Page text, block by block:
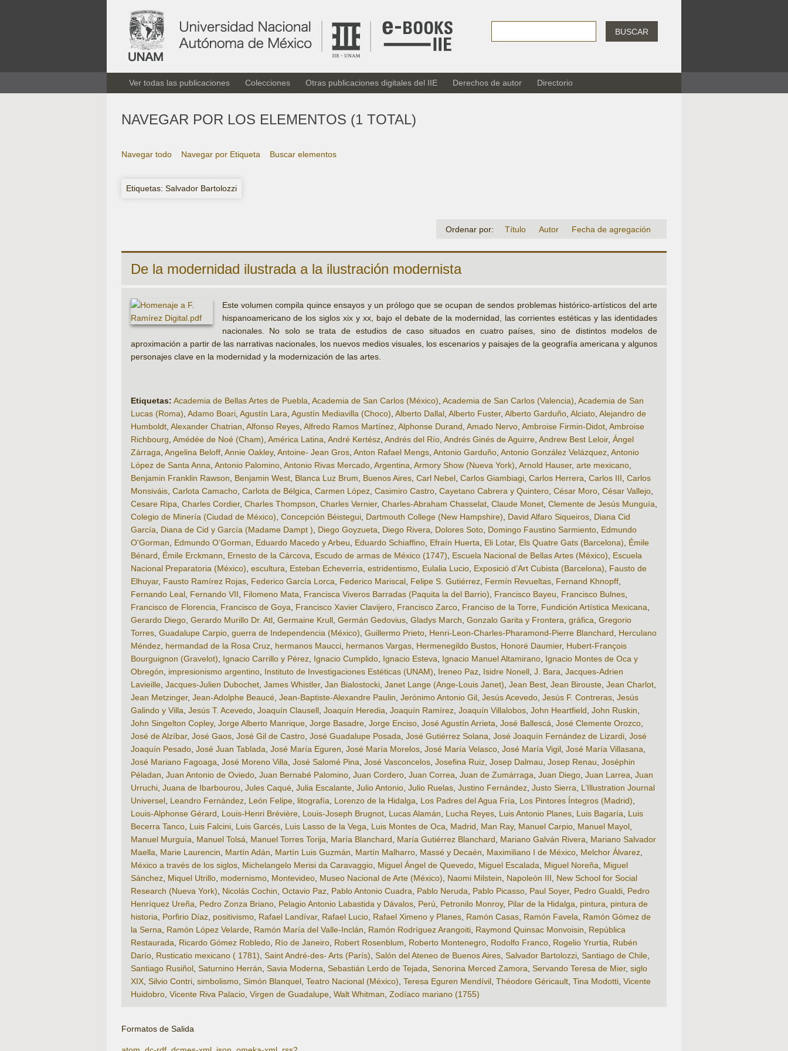
BUSCAR
Ver todas las publicaciones Colecciones Otras publicaciones digitales del IIE Derechos de autor Directorio
NAVEGAR POR LOS ELEMENTOS (1 TOTAL)
Navegar todo Navegar por Etiqueta Buscar elementos
Etiquetas: Salvador Bartolozzi
Ordenar por: Título Autor Fecha de agregación
De la modernidad ilustrada a la ilustración modernista
Este volumen compila quince ensayos y un prólogo que se ocupan de sendos problemas histórico-artísticos del arte
hispanoamericano de los siglos xix y xx, bajo el debate de la modernidad, las corrientes estéticas y las identidades
nacionales. No solo se trata de estudios de caso situados en cuatro países, sino de distintos modelos de
aproximación a partir de las narrativas nacionales, los nuevos medios visuales, los escenarios y paisajes de la geografía americana y algunos
personajes clave en la modernidad y la modernización de las artes.
Etiquetas: Academia de Bellas Artes de Puebla, Academia de San Carlos (México), Academia de San Carlos (Valencia), Academia de San
Lucas (Roma), Adamo Boari, Agustín Lara, Agustín Mediavilla (Choco), Alberto Dallal, Alberto Fuster, Alberto Garduño, Alciato, Alejandro de
Humboldt, Alexander Chatrian, Alfonso Reyes, Alfredo Ramos Martínez, Alphonse Durand, Amado Nervo, Ambroise Firmin-Didot, Ambroise
Richbourg, Amédée de Noé (Cham), América Latina, André Kertész, Andrés del Río, Andrés Ginés de Aguirre, Andrew Best Leloir, Ángel
Zárraga, Angelina Beloff, Annie Oakley, Antoine- Jean Gros, Anton Rafael Mengs, Antonio Garduño, Antonio González Velázquez, Antonio
López de Santa Anna, Antonio Palomino, Antonio Rivas Mercado, Argentina, Armory Show (Nueva York), Arnold Hauser, arte mexicano,
Benjamin Franklin Rawson, Benjamin West, Blanca Luz Brum, Buenos Aires, Carl Nebel, Carlos Giambiagi, Carlos Herrera, Carlos III, Carlos
Monsiváis, Carlota Camacho, Carlota de Bélgica, Carmen López, Casimiro Castro, Cayetano Cabrera y Quintero, César Moro, César Vallejo,
Cesare Ripa, Charles Cordier, Charles Thompson, Charles Vernier, Charles-Abraham Chasselat, Claude Monet, Clemente de Jesús Munguía,
Colegio de Minería (Ciudad de México), Concepción Béistegui, Dartmouth College (New Hampshire), David Alfaro Siqueiros, Diana Cid
García, Diana de Cid y García (Madame Dampt ), Diego Goyzueta, Diego Rivera, Dolores Soto, Domingo Faustino Sarmiento, Edmundo
O'Gorman, Edmundo O’Gorman, Eduardo Macedo y Arbeu, Eduardo Schiaffino, Efraín Huerta, Eli Lotar, Els Quatre Gats (Barcelona), Émile
Bénard, Émile Erckmann, Ernesto de la Cárcova, Escudo de armas de México (1747), Escuela Nacional de Bellas Artes (México), Escuela
Nacional Preparatoria (México), escultura, Esteban Echeverría, estridentismo, Eulalia Lucio, Exposició d’Art Cubista (Barcelona), Fausto de
Elhuyar, Fausto Ramírez Rojas, Federico García Lorca, Federico Mariscal, Felipe S. Gutiérrez, Fermín Revueltas, Fernand Khnopff,
Fernando Leal, Fernando VII, Filomeno Mata, Francisca Viveros Barradas (Paquita la del Barrio), Francisco Bayeu, Francisco Bulnes,
Francisco de Florencia, Francisco de Goya, Francisco Xavier Clavijero, Francisco Zarco, Franciso de la Torre, Fundición Artística Mexicana,
Gerardo Diego, Gerardo Murillo Dr. Atl, Germaine Krull, Germán Gedovius, Gladys March, Gonzalo Garita y Frontera, gráfica, Gregorio
Torres, Guadalupe Carpio, guerra de Independencia (México), Guillermo Prieto, Henri-Leon-Charles-Pharamond-Pierre Blanchard, Herculano
Méndez, hermandad de la Rosa Cruz, hermanos Maucci, hermanos Vargas, Hermenegildo Bustos, Honoré Daumier, Hubert-François
Bourguignon (Gravelot), Ignacio Carrillo y Pérez, Ignacio Cumplido, Ignacio Esteva, Ignacio Manuel Altamirano, Ignacio Montes de Oca y
Obregón, impresionismo argentino, Instituto de Investigaciones Estéticas (UNAM), Ireneo Paz, Isidre Nonell, J. Bara, Jacques-Adrien
Lavieille, Jacques-Julien Dubochet, James Whistler, Jan Bialostocki, Janet Lange (Ange-Louis Janet), Jean Best, Jean Birouste, Jean Charlot,
Jean Metzinger, Jean-Adolphe Beaucé, Jean-Baptiste-Alexandre Paulin, Jerónimo Antonio Gil, Jesús Acevedo, Jesús F. Contreras, Jesús
Galindo y Villa, Jesús T. Acevedo, Joaquín Clausell, Joaquín Heredia, Joaquín Ramírez, Joaquín Villalobos, John Heartfield, John Ruskin,
John Singelton Copley, Jorge Alberto Manrique, Jorge Basadre, Jorge Enciso, José Agustín Arrieta, José Ballescá, José Clemente Orozco,
José de Alzíbar, José Gaos, José Gil de Castro, José Guadalupe Posada, José Gutiérrez Solana, José Joaquín Fernández de Lizardi, José
Joaquín Pesado, José Juan Tablada, José María Eguren, José María Morelos, José María Velasco, José María Vigil, José María Villasana,
José Mariano Fagoaga, José Moreno Villa, José Salomé Pina, José Vasconcelos, Josefina Ruiz, Josep Dalmau, Josep Renau, Joséphin
Péladan, Juan Antonio de Oviedo, Juan Bernabé Palomino, Juan Cordero, Juan Correa, Juan de Zumárraga, Juan Diego, Juan Larrea, Juan
Urruchi, Juana de Ibarbourou, Jules Caqué, Julia Escalante, Julio Antonio, Julio Ruelas, Justino Fernández, Justo Sierra, L’Illustration Journal
Universel, Leandro Fernández, León Felipe, litografía, Lorenzo de la Hidalga, Los Padres del Agua Fría, Los Pintores Íntegros (Madrid),
Louis-Alphonse Gérard, Louis-Henri Brévière, Louis-Joseph Brugnot, Lucas Alamán, Lucha Reyes, Luis Antonio Planes, Luis Bagaría, Luis
Becerra Tanco, Luis Falcini, Luis Garcés, Luis Lasso de la Vega, Luis Montes de Oca, Madrid, Man Ray, Manuel Carpio, Manuel Mayol,
Manuel Murguía, Manuel Tolsá, Manuel Torres Torija, María Blanchard, María Gutiérrez Blanchard, Mariano Galván Rivera, Mariano Salvador
Maella, Marie Laurencin, Martín Adán, Martín Luis Guzmán, Martín Malharro, Massé y Decaén, Maximiliano I de México, Melchor Álvarez,
México a través de los siglos, Michelangelo Merisi da Caravaggio, Miguel Ángel de Quevedo, Miguel Escalada, Miguel Noreña, Miguel
Sánchez, Miquel Utrillo, modernismo, Montevideo, Museo Nacional de Arte (México), Naomi Milstein, Napoleón III, New School for Social
Research (Nueva York), Nicolás Cochin, Octavio Paz, Pablo Antonio Cuadra, Pablo Neruda, Pablo Picasso, Paul Soyer, Pedro Gualdi, Pedro
Henríquez Ureña, Pedro Zonza Briano, Pelagio Antonio Labastida y Dávalos, Perú, Petronilo Monroy, Pilar de la Hidalga, pintura, pintura de
historia, Porfirio Díaz, positivismo, Rafael Landívar, Rafael Lucio, Rafael Ximeno y Planes, Ramón Casas, Ramón Favela, Ramón Gómez de
la Serna, Ramón López Velarde, Ramón María del Valle-Inclán, Ramón Rodríguez Arangoiti, Raymond Quinsac Monvoisin, República
Restaurada, Ricardo Gómez Robledo, Río de Janeiro, Robert Rosenblum, Roberto Montenegro, Rodolfo Franco, Rogelio Yrurtia, Rubén
Darío, Rusticatio mexicano ( 1781), Saint André-des- Arts (París), Salón del Ateneo de Buenos Aires, Salvador Bartolozzi, Santiago de Chile,
Santiago Rusiñol, Saturnino Herrán, Savia Moderna, Sebastián Lerdo de Tejada, Senorina Merced Zamora, Servando Teresa de Mier, siglo
XIX, Silvio Contri, simbolismo, Simón Blanquel, Teatro Nacional (México), Teresa Eguren Mendívil, Théodore Géricault, Tina Modotti, Vicente
Huidobro, Vicente Riva Palacio, Virgen de Guadalupe, Walt Whitman, Zodíaco mariano (1755)
Formatos de Salida